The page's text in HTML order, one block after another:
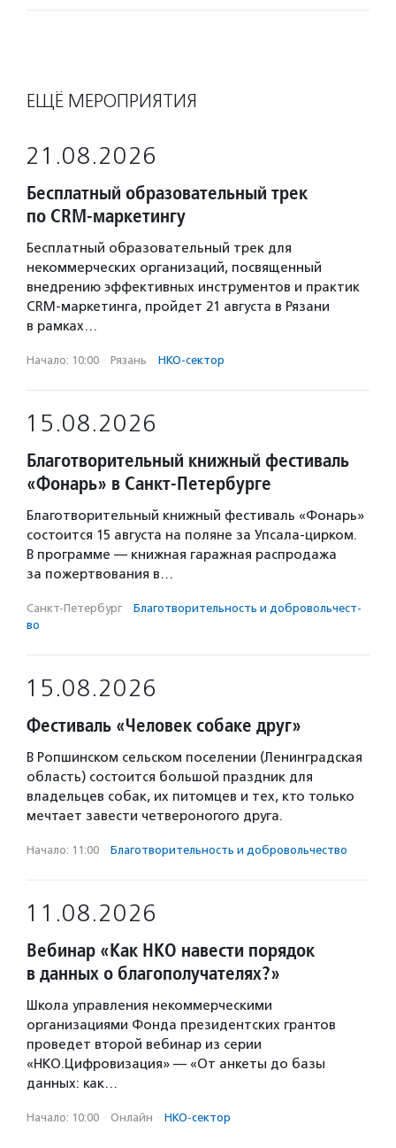
ЕЩЁ МЕРОПРИЯТИЯ
21.08.2026
Бесплатный образовательный трек
по CRM-маркетингу
Бесплатный образовательный трек для
некоммерческих организаций, посвященный
внедрению эффективных инструментов и практик
CRM-маркетинга, пройдет 21 августа в Рязани
в рамках…
Начало: 10:00 · Рязань · НКО-сектор
15.08.2026
Благотворительный книжный фестиваль
«Фонарь» в Санкт-Петербурге
Благотворительный книжный фестиваль «Фонарь»
состоится 15 августа на поляне за Упсала-цирком.
В программе — книжная гаражная распродажа
за пожертвования в…
Санкт-Петербург · Благотвори­тель­ность и доброволь­чест­
во
15.08.2026
Фестиваль «Человек собаке друг»
В Ропшинском сельском поселении (Ленинградская
область) состоится большой праздник для
владельцев собак, их питомцев и тех, кто только
мечтает завести четвероногого друга.
Начало: 11:00 · Благотвори­тель­ность и доброволь­чест­во
11.08.2026
Вебинар «Как НКО навести порядок
в данных о благополучателях?»
Школа управления некоммерческими
организациями Фонда президентских грантов
проведет второй вебинар из серии
«НКО.Цифровизация» — «От анкеты до базы
данных: как…
Начало: 10:00 · Онлайн · НКО-сектор